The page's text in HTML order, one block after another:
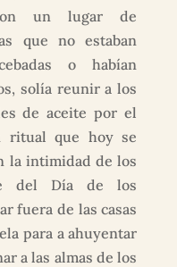
un lugar de
que no estaban
o habían
solía reunir a los
de aceite por el
ritual que hoy se
la intimidad de los
del Día de los
fuera de las casas
para a ahuyentar
a las almas de los